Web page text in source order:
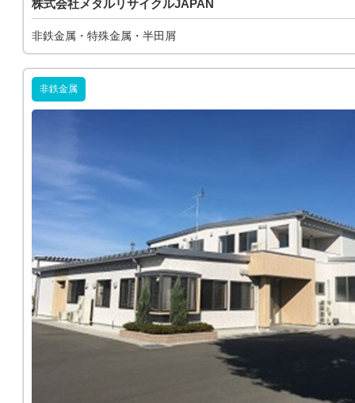
株式会社メタルリサイクルJAPAN
非鉄金属・特殊金属・半田屑
非鉄金属